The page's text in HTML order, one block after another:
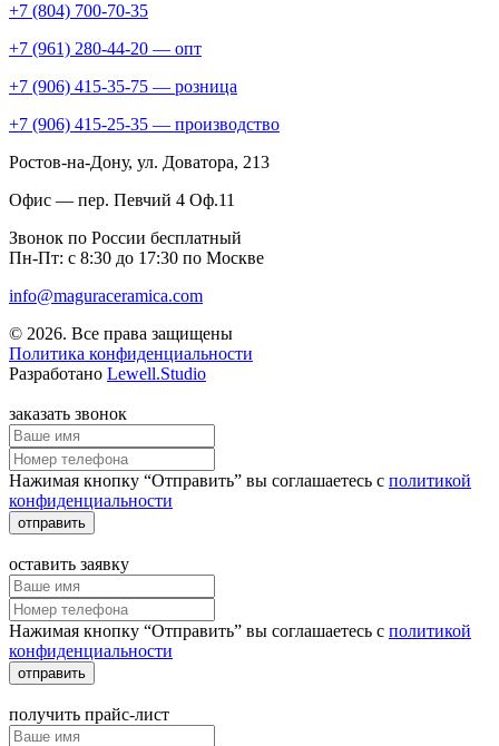
+7 (804) 700-70-35
+7 (961) 280-44-20 — опт
+7 (906) 415-35-75 — розница
+7 (906) 415-25-35 — производство
Ростов-на-Дону, ул. Доватора, 213
Офис — пер. Певчий 4 Оф.11
Звонок по России бесплатный
Пн-Пт: с 8:30 до 17:30 по Москве
info@maguraceramica.com
© 2026. Все права защищены
Политика конфиденциальности
Разработано Lewell.Studio
заказать звонок
Нажимая кнопку “Отправить” вы соглашаетесь с политикой
конфиденциальности
отправить
оставить заявку
Нажимая кнопку “Отправить” вы соглашаетесь с политикой
конфиденциальности
отправить
получить прайс-лист